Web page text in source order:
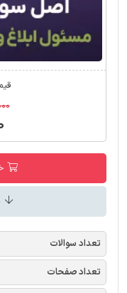
تعداد سوالات
تعداد صفحات